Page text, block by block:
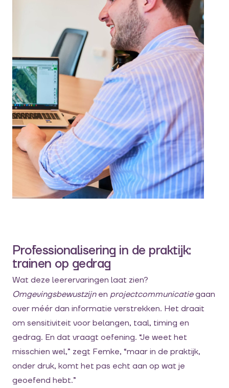
Professionalisering in de praktijk:
trainen op gedrag
Wat deze leerervaringen laat zien?
Omgevingsbewustzijnen projectcommunicatiegaan
over méér dan informatie verstrekken. Het draait
om sensitiviteit voor belangen, taal, timing en
gedrag. En dat vraagt oefening. “Je weet het
misschien wel,” zegt Femke, “maar in de praktijk,
onder druk, komt het pas echt aan op wat je
geoefend hebt.”